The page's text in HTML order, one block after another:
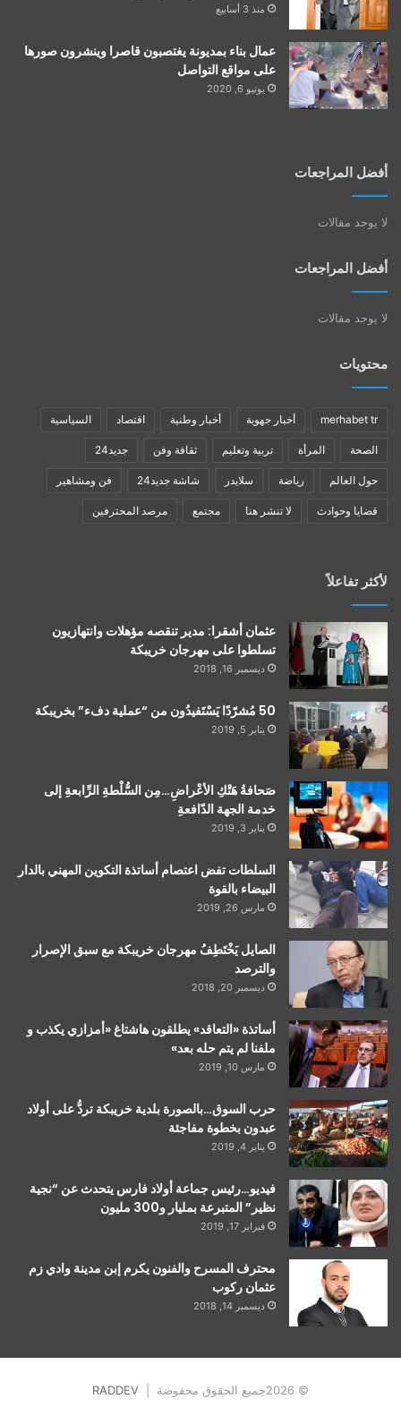
منذ 3 أسابيع
عمال بناء بمديونة يغتصبون قاصرا وينشرون صورها
على مواقع التواصل
يونيو 6, 2020
أفضل المراجعات
لا يوجد مقالات
أفضل المراجعات
لا يوجد مقالات
محتويات
merhabet tr أخبار جهوية أخبار وطنية اقتصاد السياسية
الصحة المرأة تربية وتعليم ثقافة وفن جديد24
حول العالم رياضة سلايدر شاشة جديد24 فن ومشاهير
قضايا وحوادث لا تنشر هنا مجتمع مرصد المحترفين
لأكثر تفاعلاً
عثمان أشقرا: مدير تنقصه مؤهلات وانتهازيون
تسلطوا على مهرجان خريبكة
ديسمبر 16, 2018
50 مُشرّدًا يَسْتَفيدُون من “عملية دفء” بخريبكة
يناير 5, 2019
صَحافةُ هَتْكِ الأعْراضِ…مِن السُّلْطةِ الرِّابعةِ إلى
خدمة الجهة الدّافعةِ
يناير 3, 2019
السلطات تفض اعتصام أساتذة التكوين المهني بالدار
البيضاء بالقوة
مارس 26, 2019
الصايل يَخْتَطِفُ مهرجان خريبكة مع سبق الإصرار
والترصد
ديسمبر 20, 2018
أساتذة «التعاقد» يطلقون هاشتاغ «أمزازي يكذب و
ملفنا لم يتم حله بعد»
مارس 10, 2019
حرب السوق…بالصورة بلدية خريبكة تردُّ على أولاد
عبدون بخطوة مفاجئة
يناير 4, 2019
فيديو…رئيس جماعة أولاد فارس يتحدث عن “نجية
نظير” المتبرعة بمليار و300 مليون
فبراير 17, 2019
محترف المسرح والفنون يكرم إبن مدينة وادي زم
عثمان ركوب
ديسمبر 14, 2018
© 2026جميع الحقوق محفوضة | RADDEV